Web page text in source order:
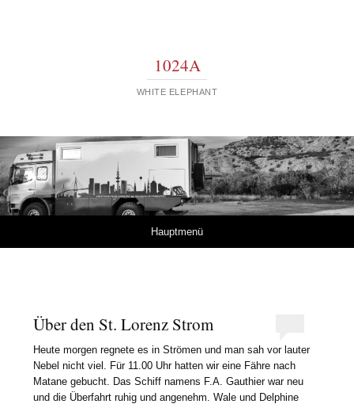
1024A
WHITE ELEPHANT
Hauptmenü
Über den St. Lorenz Strom
Heute morgen regnete es in Strömen und man sah vor lauter
Nebel nicht viel. Für 11.00 Uhr hatten wir eine Fähre nach
Matane gebucht. Das Schiff namens F.A. Gauthier war neu
und die Überfahrt ruhig und angenehm. Wale und Delphine